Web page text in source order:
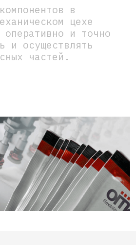
в
цехе
оперативно и точно
и осуществлять
частей.